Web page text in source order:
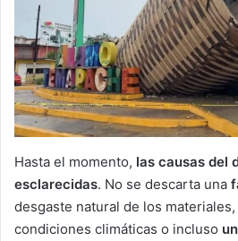
Hasta el momento, las causas del
esclarecidas. No se descarta una
desgaste natural de los
condiciones climáticas o incluso